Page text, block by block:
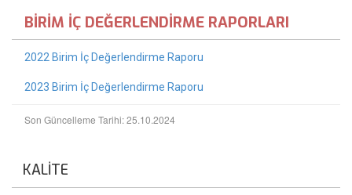
BİRİM İÇ DEĞERLENDİRME RAPORLARI
2022 Birim İç Değerlendirme Raporu
2023 Birim İç Değerlendirme Raporu
Son Güncelleme Tarihi: 25.10.2024
KALİTE